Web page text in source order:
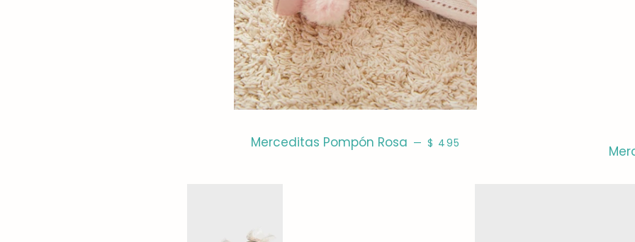
Merceditas Pompón Rosa — PRECIO HABITUAL
$ 495